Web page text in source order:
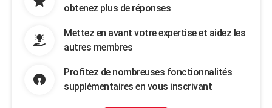
obtenez plus de réponses
Mettez en avant votre expertise et aidez les
autres membres
Profitez de nombreuses fonctionnalités
supplémentaires en vous inscrivant